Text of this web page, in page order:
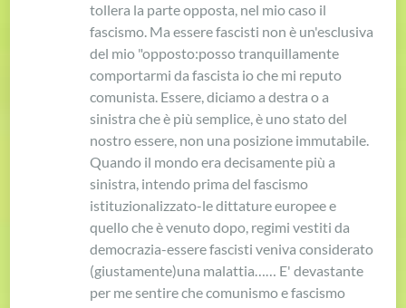
tollera la parte opposta, nel mio caso il
fascismo. Ma essere fascisti non è un'esclusiva
del mio "opposto:posso tranquillamente
comportarmi da fascista io che mi reputo
comunista. Essere, diciamo a destra o a
sinistra che è più semplice, è uno stato del
nostro essere, non una posizione immutabile.
Quando il mondo era decisamente più a
sinistra, intendo prima del fascismo
istituzionalizzato-le dittature europee e
quello che è venuto dopo, regimi vestiti da
democrazia-essere fascisti veniva considerato
(giustamente)una malattia…… E' devastante
per me sentire che comunismo e fascismo